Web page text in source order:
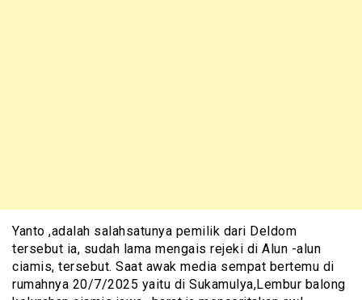
Yanto ,adalah salahsatunya pemilik dari Deldom
tersebut ia, sudah lama mengais rejeki di Alun -alun
ciamis, tersebut. Saat awak media sempat bertemu di
rumahnya 20/7/2025 yaitu di Sukamulya,Lembur balong